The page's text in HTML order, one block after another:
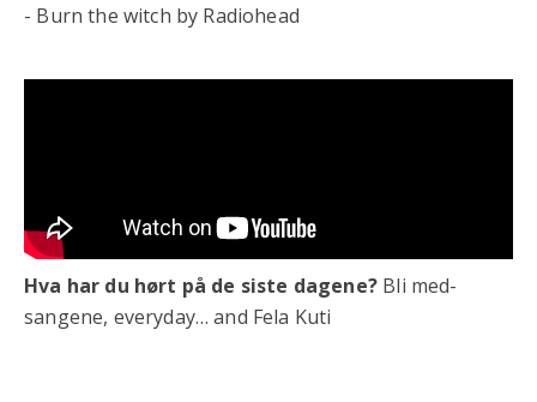
- Burn the witch by Radiohead
Hva har du hørt på de siste dagene? Bli med-
sangene, everyday… and Fela Kuti